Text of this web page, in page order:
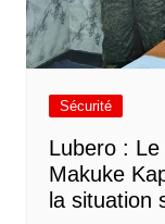
Sécurité
Lubero :
Makuke
la situation